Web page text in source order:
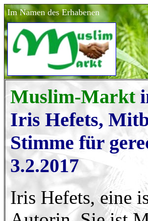
Im Namen des Erhabenen
Muslim-Markt
Iris Hefets,
Stimme für
3.2.2017
Iris Hefets, eine